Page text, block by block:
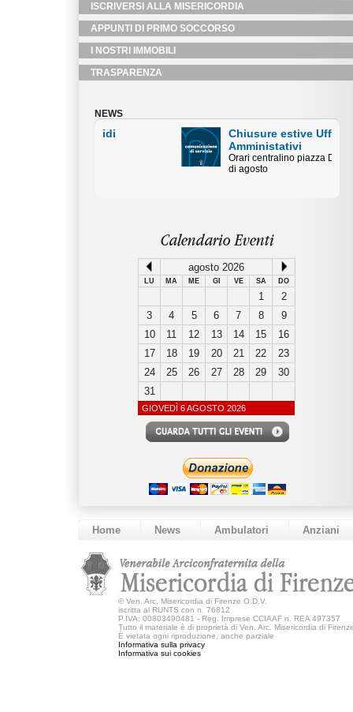
ISCRIVERSI ALLA MISERICORDIA
APPUNTI DI PRIMO SOCCORSO
I NOSTRI IMMOBILI
TRASPARENZA
NEWS
Chiusure estive Uffici
Amministativi
Orari centralino piazza Duomo mese
di agosto
Calendario Eventi
agosto 2026
LU MA ME GI VE SA DO
1
2
3
4 5 6 7 8
9
10
11 12 13 14 15
16
17
18 19 20 21 22
23
24
25 26 27 28 29
30
31
GIOVEDÌ 6 AGOSTO 2026
Home News Ambulatori Anziani
© Ven. Arc. Misericordia di Firenze O.D.V.
iscritta al RUNTS con n. 76812
P.IVA: 00803490481 - Reg. Imprese CCIAAF n. REA 497357
Tutto il materiale è di proprietà di Ven. Arc. Misericordia di
È vietata ogni riproduzione, anche parziale
Informativa sulla privacy
Informativa sui cookies